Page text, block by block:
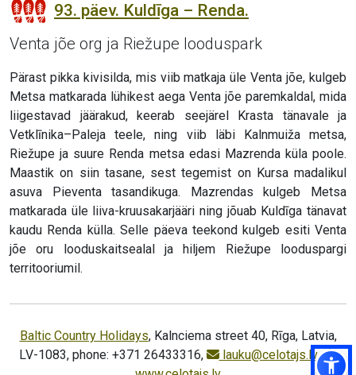
93. päev. Kuldīga – Renda.
Venta jõe org ja Riežupe looduspark
Pärast pikka kivisilda, mis viib matkaja üle Venta jõe, kulgeb
Metsa matkarada lühikest aega Venta jõe paremkaldal, mida
liigestavad jäärakud, keerab seejärel Krasta tänavale ja
Vetklīnika–Paleja teele, ning viib läbi Kalnmuiža metsa,
Riežupe ja suure Renda metsa edasi Mazrenda küla poole.
Maastik on siin tasane, sest tegemist on Kursa madalikul
asuva Pieventa tasandikuga. Mazrendas kulgeb Metsa
matkarada üle liiva-kruusakarjääri ning jõuab Kuldīga tänavat
kaudu Renda külla. Selle päeva teekond kulgeb esiti Venta
jõe oru looduskaitsealal ja hiljem Riežupe looduspargi
territooriumil.
Baltic Country Holidays, Kalnciema street 40, Rīga, Latvia,
LV-1083, phone: +371 26433316,
lauku@celotajs.lv,